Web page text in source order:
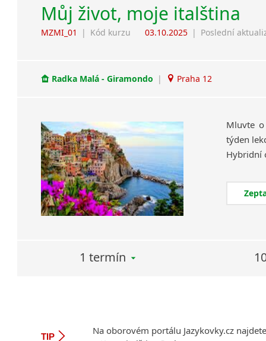
Můj život, moje italština
MZMI_01 | Kód kurzu 03.10.2025 | Poslední
Radka Malá - Giramondo | Praha 12
Mluvte
týden
1 termín
TIP
Na oborovém portálu Jazykovky.cz